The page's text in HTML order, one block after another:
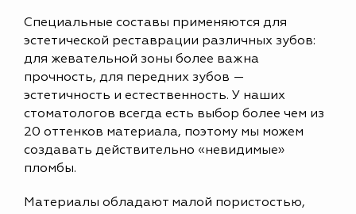
Специальные составы применяются для
эстетической реставрации различных зубов:
для жевательной зоны более важна
прочность, для передних зубов —
эстетичность и естественность. У наших
стоматологов всегда есть выбор более чем из
20 оттенков материала, поэтому мы можем
создавать действительно «невидимые»
пломбы.
Материалы обладают малой пористостью,